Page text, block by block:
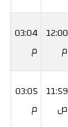
12:00
م
03:04
م
11:59
ص
03:05
م